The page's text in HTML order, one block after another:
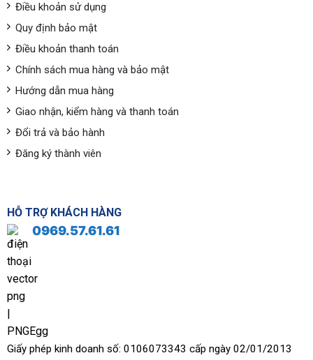
Điều khoản sử dụng
Quy định bảo mật
Điều khoản thanh toán
Chính sách mua hàng và bảo mật
Hướng dẫn mua hàng
Giao nhận, kiểm hàng và thanh toán
Đổi trả và bảo hành
Đăng ký thành viên
HỖ TRỢ KHÁCH HÀNG
0969.57.61.61
Giấy phép kinh doanh số: 0106073343 cấp ngày 02/01/2013